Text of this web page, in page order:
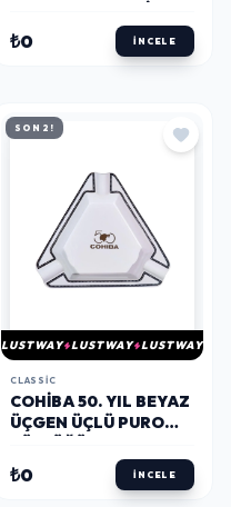
₺0 İNCELE
SON 2!
LUSTWAY LUSTWAY LUSTWAY
CLASSIC
COHIBA 50. YIL BEYAZ
ÜÇGEN ÜÇLÜ PURO
PARMIDA
₺0 İNCELE